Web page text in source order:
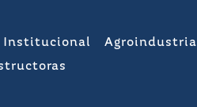
Institucional
Agroindustria